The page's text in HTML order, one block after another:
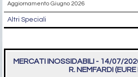
Aggiornamento Giugno 2026
Altri Speciali
MERCATI INOSSIDABILI - 14/07/
R. NEMFARDI